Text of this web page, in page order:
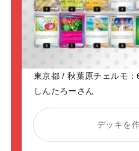
東京都 / 秋葉原チェルモ：
しんたろーさん
デッキを